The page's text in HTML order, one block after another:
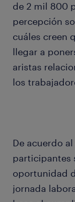
de 2 mil 800
percepción
cuáles creen
llegar a
aristas
los
De acuerdo
participantes
oportunidad
jornada